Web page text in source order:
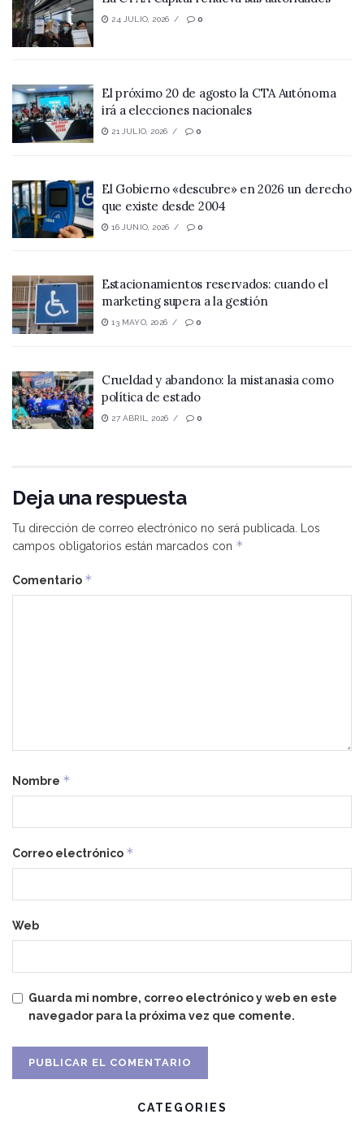
24 JULIO, 2026 0
El próximo 20 de agosto la CTA Autónoma
irá a elecciones nacionales
21 JULIO, 2026 0
El Gobierno «descubre» en 2026 un derecho
que existe desde 2004
16 JUNIO, 2026 0
Estacionamientos reservados: cuando el
marketing supera a la gestión
13 MAYO, 2026 0
Crueldad y abandono: la mistanasia como
política de estado
27 ABRIL, 2026 0
Deja una respuesta
Tu dirección de correo electrónico no será publicada. Los
campos obligatorios están marcados con *
Comentario *
Nombre *
Correo electrónico *
Web
Guarda mi nombre, correo electrónico y web en este
navegador para la próxima vez que comente.
CATEGORIES